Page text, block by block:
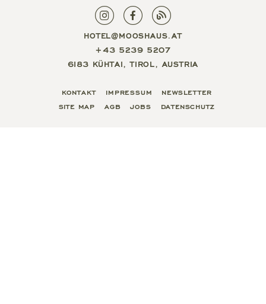
HOTEL@MOOSHAUS.AT
+43 5239 5207
6183 KÜHTAI, TIROL, AUSTRIA
KONTAKT IMPRESSUM
NEWSLETTER
SITE MAP
AGB JOBS DATENSCHUTZ